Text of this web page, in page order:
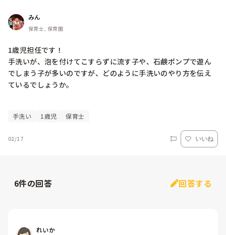
みん
保育士, 保育園
1歳児担任です！
手洗いが、泡を付けてこすらずに流す子や、石鹸ポンプで遊ん
でしまう子が多いのですが、どのように手洗いのやり方を伝え
ているでしょうか。
手洗い 1歳児 保育士
02/17 いいね
6件の回答 回答する
れいか